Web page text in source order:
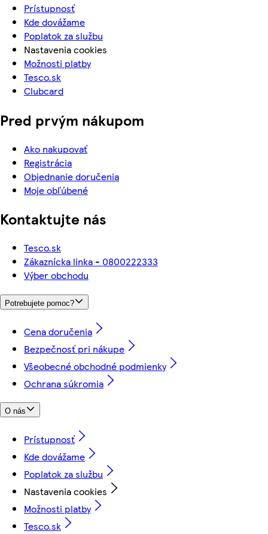
Prístupnosť
Kde dovážame
Poplatok za službu
Nastavenia cookies
Možnosti platby
Tesco.sk
Clubcard
Pred prvým nákupom
Ako nakupovať
Registrácia
Objednanie doručenia
Moje obľúbené
Kontaktujte nás
Tesco.sk
Zákaznícka linka - 0800222333
Výber obchodu
Potrebujete pomoc?
Cena doručenia
Bezpečnosť pri nákupe
Všeobecné obchodné podmienky
Ochrana súkromia
O nás
Prístupnosť
Kde dovážame
Poplatok za službu
Nastavenia cookies
Možnosti platby
Tesco.sk